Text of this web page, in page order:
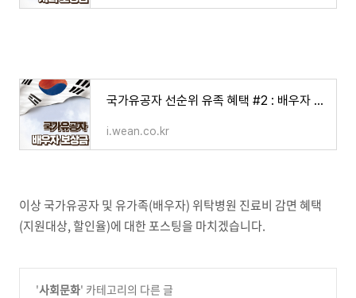
국가유공자 선순위 유족 혜택 #2 : 배우자 보훈급여 (보상금, 수당)
i.wean.co.kr
이상 국가유공자 및 유가족(배우자)위탁병원 진료비 감면 혜택
(지원대상, 할인율)에 대한 포스팅을 마치겠습니다.
'사회문화' 카테고리의 다른 글